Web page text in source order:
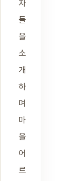
자
들
을
소
개
하
며
마
을
어
르